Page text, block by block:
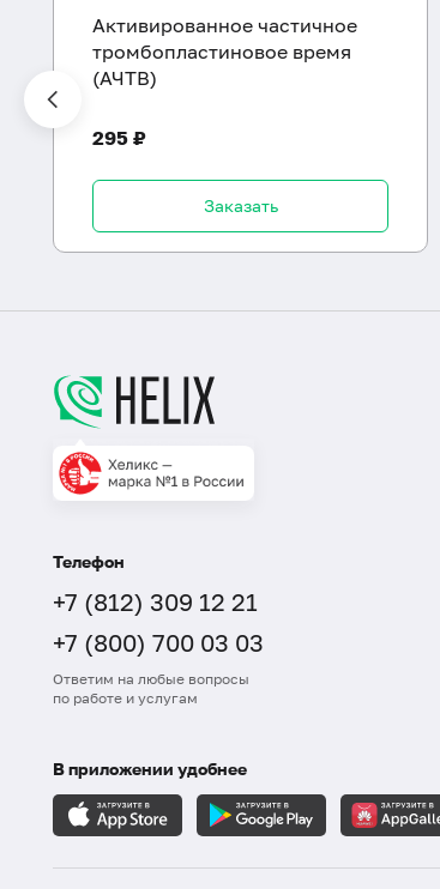
Активированное частичное
тромбопластиновое время
(АЧТВ)
295 ₽
Заказать
Телефон
+7 (812) 309 12 21
+7 (800) 700 03 03
Ответим на любые вопросы
по работе и услугам
В приложении удобнее